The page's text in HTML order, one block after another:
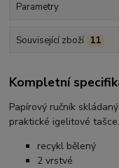
Parametry
Související zboží 11
Kompletní
Papírový ručník
praktické igelitové tašce.
recykl bělený
2 vrstvé